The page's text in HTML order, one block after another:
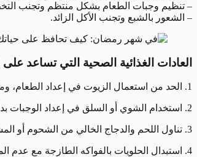
– تنظيم وجبات الطعام بشكل منتظم وتجنب
– الشعور بالشبع وتجنب الأكل الزائد.
العادات الغذائية الصحية التي تساعد
1. الحد من استعمال الزيوت في إعداد الطعام، ومثال على ذلك: عدم إضافة السمن على الأطعمة كالهريس، استبدال شوربة الكريمة بشوربة الحبوب أو الخضار.
2. استخدام الشوي أو السلق في إعداد الوجبات بدلاً من القلي، مثل شوي السمبوسة بدلاً من قليها.
3. تناول اللحم والدجاج الخالي من الشحوم أو المشوي بدون الجلد، والإكثار من السمك المشوي.
4. استبدال الحلويات بالفواكه الطازجة مع عدم المبالغة فيها، وتحديد حصتين من الفواكه في اليوم.